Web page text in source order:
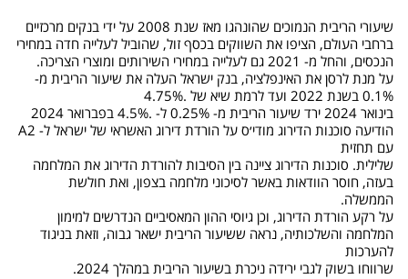
שיעורי הריבית הנמוכים שהונהגו מאז שנת 2008 על ידי בנקים מרכזיים
ברחבי העולם, הציפו את השווקים בכסף זול, שהוביל לעלייה חדה במחירי
הנכסים, והחל מ- 2021 גם לעלייה במחירי השירותים ומוצרי הצריכה.
על מנת לרסן את האינפלציה, בנק ישראל העלה את שיעור הריבית מ-
0.1% בשנת 2022 ועד לרמת שיא של .4.75%
בינואר 2024 ירד שיעור הריבית מ- 0.25% ל- .4.5% בפברואר 2024
הודיעה סוכנות הדירוג מודי׳ס על הורדת דירוג האשראי של ישראל ל- A2
עם תחזית
שלילית. סוכנות הדירוג ציינה בין הסיבות להורדת הדירוג את המלחמה
בעזה, חוסר הוודאות באשר לסיכוני מלחמה בצפון, ואת חולשת
הממשלה.
על רקע הורדת הדירוג, וכן גיוסי ההון המאסיביים הנדרשים למימון
המלחמה והשלכותיה, נראה ששיעור הריבית ישאר גבוה, וזאת בניגוד
להערכות
שרווחו בשוק לגבי ירידה ניכרת בשיעור הריבית במהלך 2024.